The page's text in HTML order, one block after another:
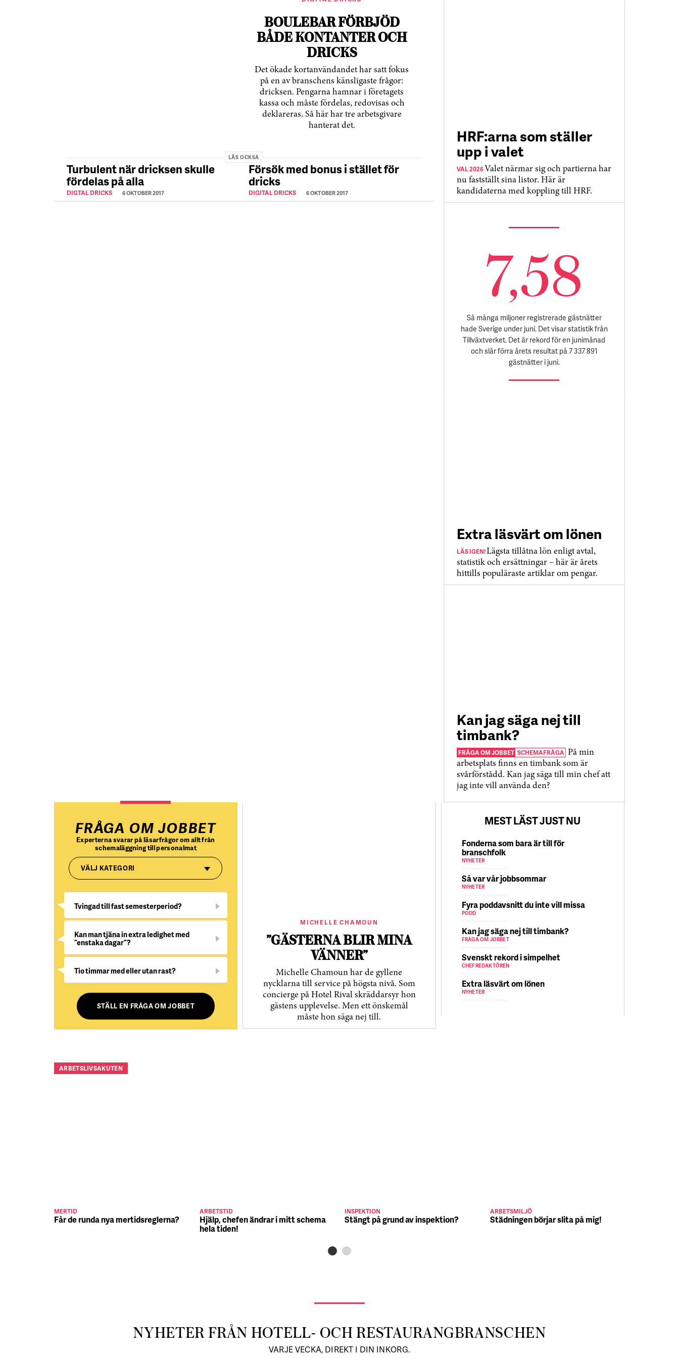
BOULEBAR FÖRBJÖD
BÅDE KONTANTER OCH
DRICKS
Det ökade kortanvändandet har satt fokus
på en av branschens känsligaste frågor:
dricksen. Pengarna hamnar i företagets
kassa och måste fördelas, redovisas och
deklareras. Så här har tre arbetsgivare
hanterat det.
LÄS OCKSÅ
Turbulent när dricksen skulle
fördelas på alla
DIGTAL DRICKS 6 OKTOBER 2017
Försök med bonus i stället för
dricks
DIGITAL DRICKS 6 OKTOBER 2017
HRF:arna som ställer
upp i valet
VAL 2026Valet närmar sig och partierna har
nu fastställt sina listor. Här är
kandidaterna med koppling till HRF.
7,58
Så många miljoner registrerade gästnätter
hade Sverige under juni. Det visar statistik från
Tillväxtverket. Det är rekord för en junimånad
och slår förra årets resultat på 7 337 891
gästnätter i juni.
Extra läsvärt om lönen
LÄS IGEN!Lägsta tillåtna lön enligt avtal,
statistik och ersättningar – här är årets
hittills populäraste artiklar om pengar.
Kan jag säga nej till
timbank?
FRÅGA OM JOBBET SCHEMAFRÅGA På min
arbetsplats finns en timbank som är
svårförstådd. Kan jag säga till min chef att
jag inte vill använda den?
FRÅGA OM JOBBET
Experterna svarar på läsarfrågor om allt från
schemaläggning till personalmat
VÄLJ KATEGORI
Tvingad till fast semesterperiod?
Kan man tjäna in extra ledighet med
”enstaka dagar”?
Tio timmar med eller utan rast?
STÄLL EN FRÅGA OM JOBBET
MICHELLE CHAMOUN
”GÄSTERNA BLIR MINA
VÄNNER”
Michelle Chamoun har de gyllene
nycklarna till service på högsta nivå. Som
concierge på Hotel Rival skräddarsyr hon
gästens upp­levelse. Men ett önskemål
måste hon säga nej till.
MEST LÄST JUST NU
Fonderna som bara är till för
branschfolk
NYHETER
Så var vår jobbsommar
NYHETER
Fyra poddavsnitt du inte vill missa
PODD
Kan jag säga nej till timbank?
FRÅGA OM JOBBET
Svenskt rekord i simpelhet
CHEFREDAKTÖREN
Extra läsvärt om lönen
NYHETER
ARBETSLIVSAKUTEN
MERTID
Får de runda nya mertidsreglerna?
ARBETSTID
Hjälp, chefen ändrar i mitt schema
hela tiden!
INSPEKTION
Stängt på grund av inspektion?
ARBETSMILJÖ
Städningen börjar slita på mig!
NYHETER FRÅN HOTELL- OCH RESTAURANGBRANSCHEN
VARJE VECKA, DIREKT I DIN INKORG.